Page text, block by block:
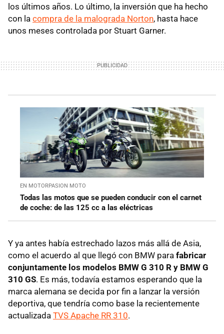
los últimos años. Lo último, la inversión que ha hecho
con la compra de la malograda Norton, hasta hace
unos meses controlada por Stuart Garner.
EN MOTORPASION MOTO
Todas las motos que se pueden conducir con el carnet
de coche: de las 125 cc a las eléctricas
Y ya antes había estrechado lazos más allá de Asia,
como el acuerdo al que llegó con BMW para fabricar
conjuntamente los modelos BMW G 310 R y BMW G
310 GS. Es más, todavía estamos esperando que la
marca alemana se decida por fin a lanzar la versión
deportiva, que tendría como base la recientemente
actualizada TVS Apache RR 310.